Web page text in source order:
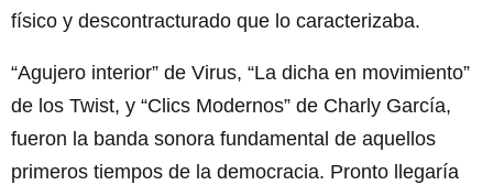
físico y descontracturado que lo caracterizaba.
“Agujero interior” de Virus, “La dicha en movimiento”
de los Twist, y “Clics Modernos” de Charly García,
fueron la banda sonora fundamental de aquellos
primeros tiempos de la democracia. Pronto llegaría